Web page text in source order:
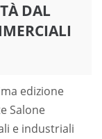
DAL
edizione
Salone
e industriali